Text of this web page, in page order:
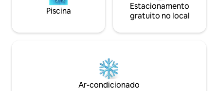
Piscina
Estacionamento
gratuito no local
Ar-condicionado